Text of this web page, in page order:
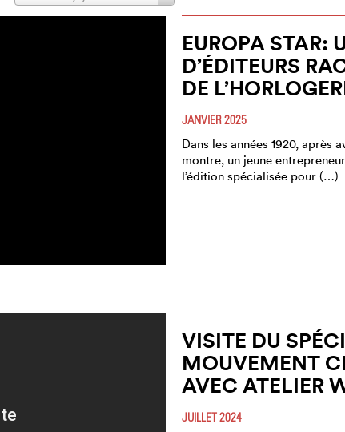
EUROPA STAR:
D’ÉDITEURS
DE
JANVIER 2025
Dans les années 1920, après
montre, un jeune
l’édition spécialisée pour (…)
VISITE DU
MOUVEMENT
AVEC ATELIER
JUILLET 2024